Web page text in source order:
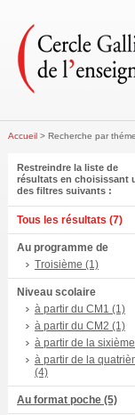
Accueil > Recherche par
Restreindre la liste de
résultats en choisissant
des filtres suivants :
Tous les résultats (7)
Au programme de
Troisième (1)
Niveau scolaire
à partir du CM1 (1)
à partir du CM2 (1)
à partir de la
à partir de la
(4)
Au format poche (5)